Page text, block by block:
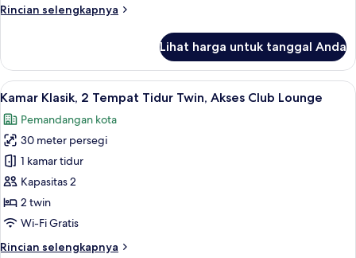
Twin,
Rincian selengkapnya
Rincian
Kamar
Klasik,
2
Tidur
Twin,
pemandangan
taman
Lihat harga untuk tanggal Anda
Lihat
semua
foto
untuk
Kamar
Klasik,
2
Tempat
Twin,
Minibar, brankas, meja kerja, dan
19
Kamar Klasik, 2 Tempat Tidur Twin, Akses Club Lounge
Pemandangan kota
30 meter persegi
1 kamar tidur
Kapasitas 2
2 twin
Wi-Fi Gratis
Rincian selengkapnya
Rincian